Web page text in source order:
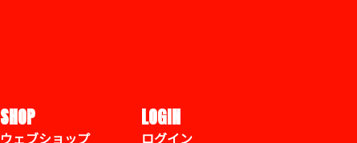
SHOP
ウェブショップ
LOGIN
ログイン